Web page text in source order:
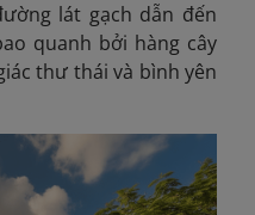
lát gạch dẫn đến
quanh bởi hàng cây
thư thái và bình yên